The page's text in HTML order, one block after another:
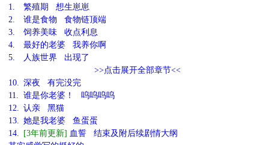
1.
繁殖期 想生崽崽
2.
谁是食物 食物链顶端
3.
饲养美味 收点利息
4.
最好的老婆 我养你啊
5.
人族世界 出现了
>>点击展开全部章节<<
10. 深夜 有完没完
11. 谁是你老婆！ 呜呜呜呜
12. 认亲 黑猫
13. 她是我老婆 鱼蛋蛋
14.
[3年前更新] 血誓 结束及附后续剧情大纲